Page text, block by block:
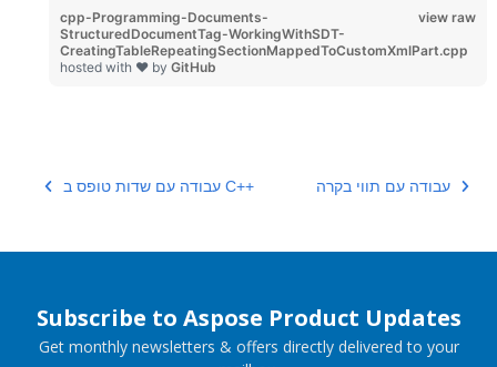
view raw
cpp-Programming-Documents-
StructuredDocumentTag-WorkingWithSDT-
CreatingTableRepeatingSectionMappedToCustomXmlPart.cpp
hosted with ❤ by GitHub
עבודה עם שדות טופס ב C++ עבודה עם תווי בקרה
Subscribe to Aspose Product Updates
Get monthly newsletters & offers directly delivered to your